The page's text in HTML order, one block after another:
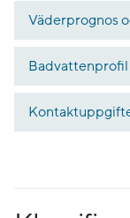
Väderprognos
Badvattenprofil